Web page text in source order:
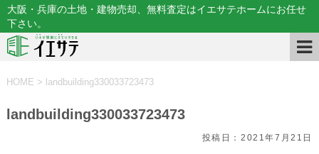
大阪・兵庫の土地・建物売却、無料査定はイエサテホームにお任せ
下さい。
HOME > landbuilding330033723473
landbuilding330033723473
投稿日：2021年7月21日